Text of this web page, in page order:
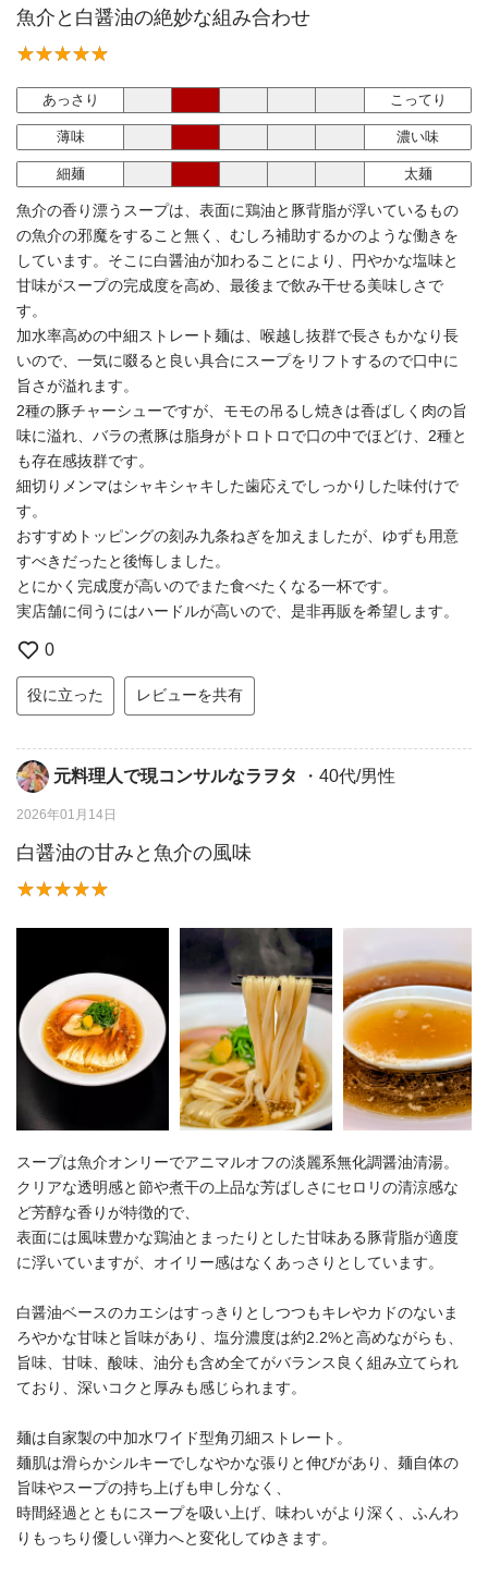
魚介と白醤油の絶妙な組み合わせ
あっさり こってり
薄味 濃い味
細麺 太麺
魚介の香り漂うスープは、表面に鶏油と豚背脂が浮いているもの
の魚介の邪魔をすること無く、むしろ補助するかのような働きを
しています。そこに白醤油が加わることにより、円やかな塩味と
甘味がスープの完成度を高め、最後まで飲み干せる美味しさで
す。
加水率高めの中細ストレート麺は、喉越し抜群で長さもかなり長
いので、一気に啜ると良い具合にスープをリフトするので口中に
旨さが溢れます。
2種の豚チャーシューですが、モモの吊るし焼きは香ばしく肉の旨
味に溢れ、バラの煮豚は脂身がトロトロで口の中でほどけ、2種と
も存在感抜群です。
細切りメンマはシャキシャキした歯応えでしっかりした味付けで
す。
おすすめトッピングの刻み九条ねぎを加えましたが、ゆずも用意
すべきだったと後悔しました。
とにかく完成度が高いのでまた食べたくなる一杯です。
実店舗に伺うにはハードルが高いので、是非再販を希望します。
0
役に立った レビューを共有
元料理人で現コンサルなラヲタ ・40代/男性
2026年01月14日
白醤油の甘みと魚介の風味
スープは魚介オンリーでアニマルオフの淡麗系無化調醤油清湯。
クリアな透明感と節や煮干の上品な芳ばしさにセロリの清涼感な
ど芳醇な香りが特徴的で、
表面には風味豊かな鶏油とまったりとした甘味ある豚背脂が適度
に浮いていますが、オイリー感はなくあっさりとしています。
白醤油ベースのカエシはすっきりとしつつもキレやカドのないま
ろやかな甘味と旨味があり、塩分濃度は約2.2%と高めながらも、
旨味、甘味、酸味、油分も含め全てがバランス良く組み立てられ
ており、深いコクと厚みも感じられます。
麺は自家製の中加水ワイド型角刃細ストレート。
麺肌は滑らかシルキーでしなやかな張りと伸びがあり、麺自体の
旨味やスープの持ち上げも申し分なく、
時間経過とともにスープを吸い上げ、味わいがより深く、ふんわ
りもっちり優しい弾力へと変化してゆきます。